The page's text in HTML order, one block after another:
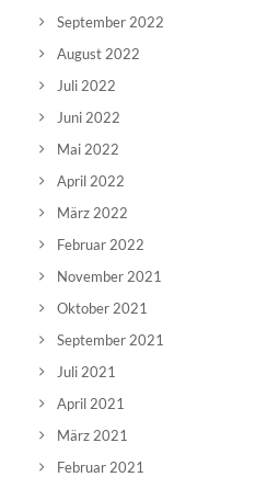
September 2022
August 2022
Juli 2022
Juni 2022
Mai 2022
April 2022
März 2022
Februar 2022
November 2021
Oktober 2021
September 2021
Juli 2021
April 2021
März 2021
Februar 2021